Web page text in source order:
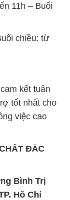
11h – Buổi
chiều: từ
kết tuân
tốt nhất cho
việc cao
ĐẮC
Bình Trị
Hồ Chí